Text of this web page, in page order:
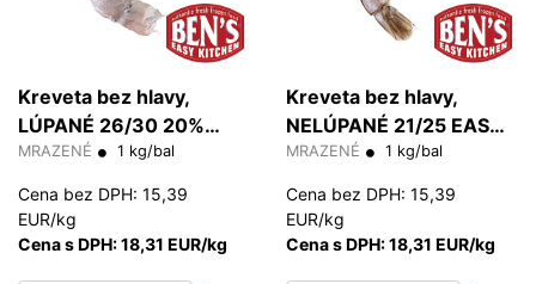
Kreveta bez hlavy,
LÚPANÉ 26/30 20%
glazúra (PD)
MRAZENÉ 1 kg/bal
Cena bez DPH: 15,39
EUR/kg
Cena s DPH: 18,31 EUR/kg
Kreveta bez hlavy,
NELÚPANÉ 21/25 EASY
PEEL 20% glazúra
(HLSO) g/ks
MRAZENÉ 1 kg/bal
Cena bez DPH: 15,39
EUR/kg
Cena s DPH: 18,31 EUR/kg